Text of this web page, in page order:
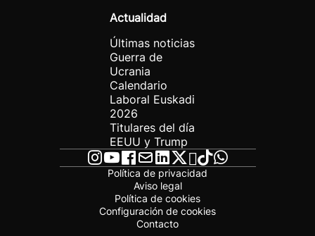
Actualidad
Últimas noticias
Guerra de
Ucrania
Calendario
Laboral Euskadi
2026
Titulares del día
EEUU y Trump
Política de privacidad
Aviso legal
Política de cookies
Configuración de cookies
Contacto